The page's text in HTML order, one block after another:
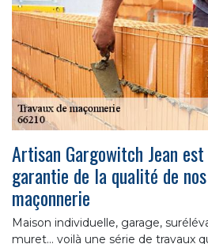
Artisan Gargowitch Jean
garantie de la qualité de
maçonnerie
Maison individuelle, garage,
muret… voilà une série de travaux